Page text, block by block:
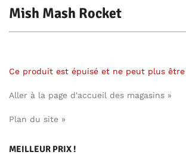
Mish Mash Rocket
Ce produit est épuisé et ne peut plus être
Aller à la page d'accueil des magasins »
Plan du site »
MEILLEUR PRIX !